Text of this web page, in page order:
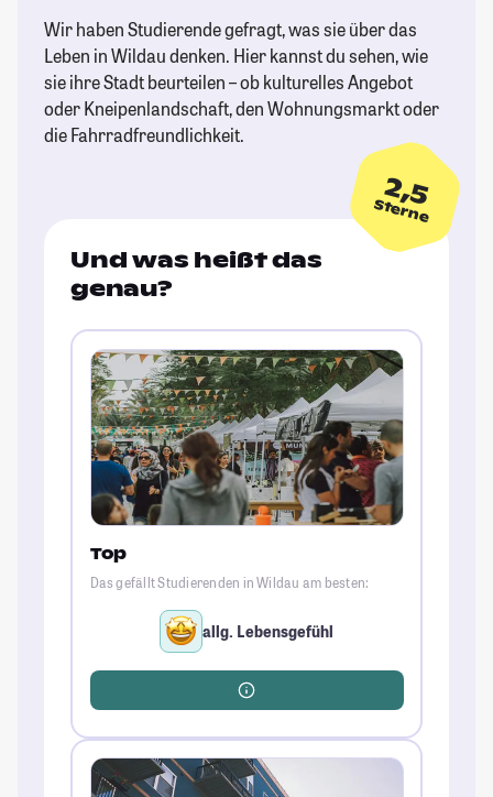
Wir haben Studierende gefragt, was sie über das
Leben in Wildau denken. Hier kannst du sehen, wie
sie ihre Stadt beurteilen – ob kulturelles Angebot
oder Kneipenlandschaft, den Wohnungsmarkt oder
die Fahrradfreundlichkeit.
2,5
Sterne
Und was heißt das
genau?
Top
Das gefällt Studierenden in Wildau am besten:
allg. Lebensgefühl